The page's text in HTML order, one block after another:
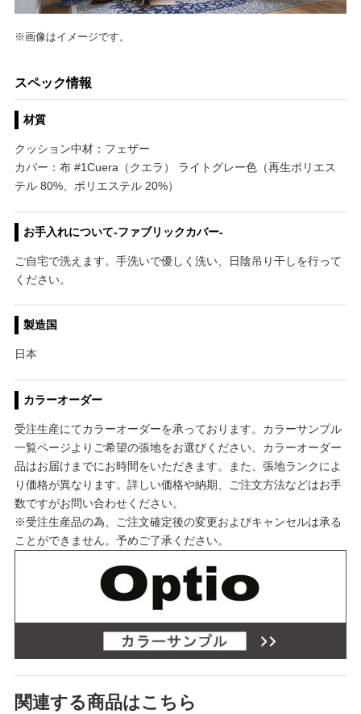
※画像はイメージです。
スペック情報
材質
クッション中材：フェザー
カバー：布 #1Cuera（クエラ） ライトグレー色（再生ポリエス
テル 80%、ポリエステル 20%）
お手入れについて-ファブリックカバー-
ご自宅で洗えます。手洗いで優しく洗い、日陰吊り干しを行って
ください。
製造国
日本
カラーオーダー
受注生産にてカラーオーダーを承っております。カラーサンプル
一覧ページよりご希望の張地をお選びください。カラーオーダー
品はお届けまでにお時間をいただきます。また、張地ランクによ
り価格が異なります。詳しい価格や納期、ご注文方法などはお手
数ですがお問い合わせください。
※受注生産品の為、ご注文確定後の変更およびキャンセルは承る
ことができません。予めご了承ください。
関連する商品はこちら